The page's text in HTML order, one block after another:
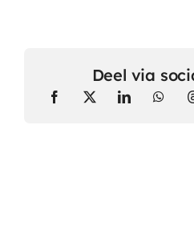
Deel via